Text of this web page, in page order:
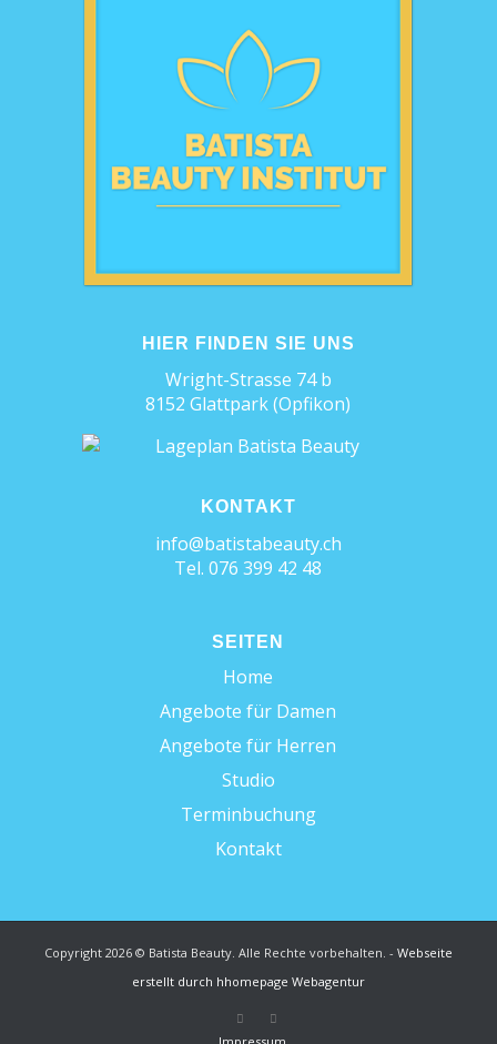
HIER FINDEN SIE UNS
Wright-Strasse 74 b
8152 Glattpark (Opfikon)
KONTAKT
info@batistabeauty.ch
Tel. 076 399 42 48
SEITEN
Home
Angebote für Damen
Angebote für Herren
Studio
Terminbuchung
Kontakt
Copyright 2026 © Batista Beauty. Alle Rechte vorbehalten. - Webseite
erstellt durch hhomepage Webagentur